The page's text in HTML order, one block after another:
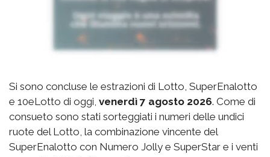
Si sono concluse le estrazioni di Lotto, SuperEnalotto
e 10eLotto di oggi, venerdì 7 agosto 2026. Come di
consueto sono stati sorteggiati i numeri delle undici
ruote del Lotto, la combinazione vincente del
SuperEnalotto con Numero Jolly e SuperStar e i venti